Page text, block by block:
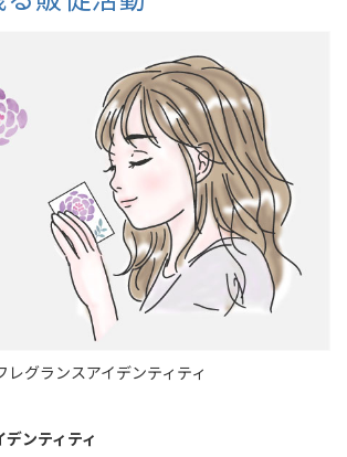
レグランスアイデンティティ
ンティティ